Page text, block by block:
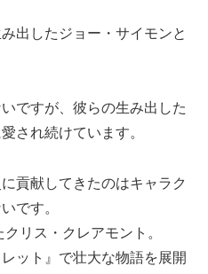
出したジョー・サイモンと
ですが、彼らの生み出した
され続けています。
貢献してきたのはキャラク
です。
リス・クレアモント。
ット』で壮大な物語を展開